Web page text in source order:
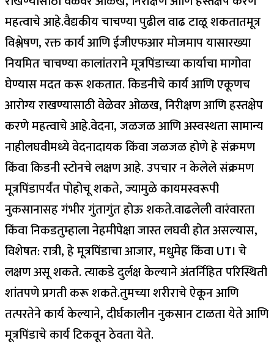
महत्वाचे आहे.वैद्यकीय चाचण्या पुढील वाढ टाळू शकतातमूत्र
विश्लेषण, रक्त कार्य आणि ईजीएफआर मोजमाप यासारख्या
नियमित चाचण्या कालांतराने मूत्रपिंडाच्या कार्याचा मागोवा
घेण्यास मदत करू शकतात. किडनीचे कार्य आणि एकूणच
आरोग्य राखण्यासाठी वेळेवर ओळख, निरीक्षण आणि हस्तक्षेप
करणे महत्वाचे आहे.वेदना, जळजळ आणि अस्वस्थता सामान्य
नाहीलघवीमध्ये वेदनादायक किंवा जळजळ होणे हे संक्रमण
किंवा किडनी स्टोनचे लक्षण आहे. उपचार न केलेले संक्रमण
मूत्रपिंडापर्यंत पोहोचू शकते, ज्यामुळे कायमस्वरूपी
नुकसानासह गंभीर गुंतागुंत होऊ शकते.वाढलेली वारंवारता
किंवा निकडतुम्हाला नेहमीपेक्षा जास्त लघवी होत असल्यास,
विशेषत: रात्री, हे मूत्रपिंडाचा आजार, मधुमेह किंवा UTI चे
लक्षण असू शकते. त्याकडे दुर्लक्ष केल्याने अंतर्निहित परिस्थिती
शांतपणे प्रगती करू शकते.तुमच्या शरीराचे ऐकून आणि
तत्परतेने कार्य केल्याने, दीर्घकालीन नुकसान टाळता येते आणि
मूत्रपिंडाचे कार्य टिकवून ठेवता येते.